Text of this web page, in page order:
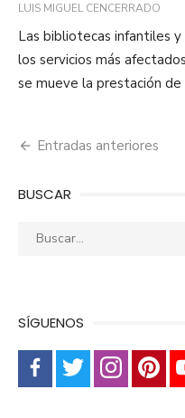
LUIS MIGUEL CENCERRADO
Las bibliotecas infantiles y
los servicios más
se mueve la prestación
Navegación
entradas
Entradas anteriores
BUSCAR
Buscar:
SÍGUENOS